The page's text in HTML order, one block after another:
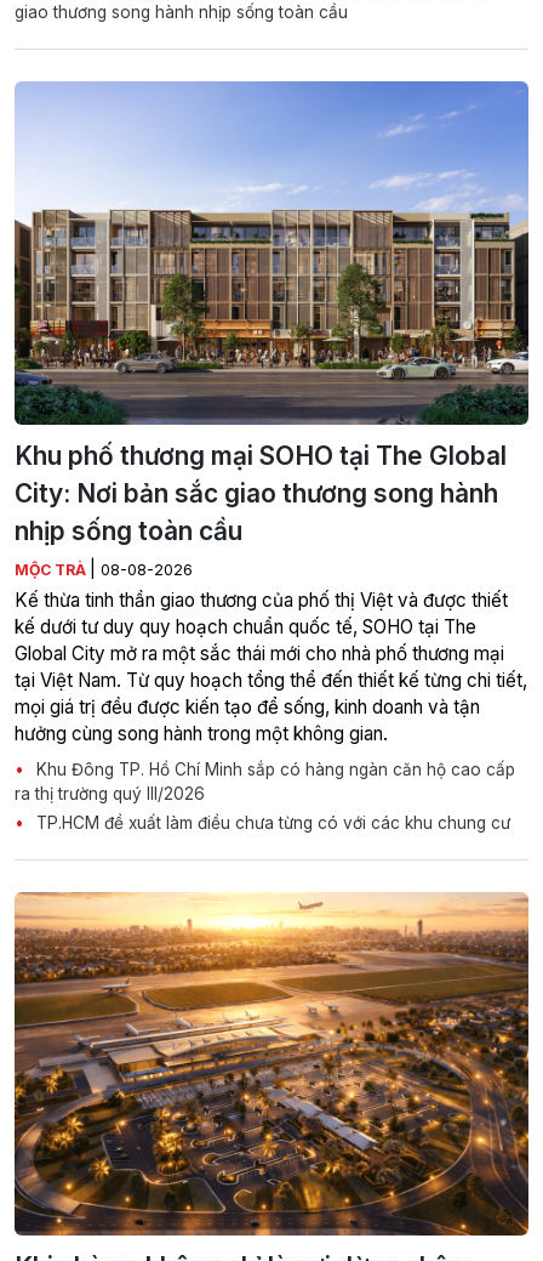
giao thương song hành nhịp sống toàn cầu
Khu phố thương mại SOHO tại The Global
City: Nơi bản sắc giao thương song hành
nhịp sống toàn cầu
MỘC TRÀ 08-08-2026
Kế thừa tinh thần giao thương của phố thị Việt và được thiết
kế dưới tư duy quy hoạch chuẩn quốc tế, SOHO tại The
Global City mở ra một sắc thái mới cho nhà phố thương mại
tại Việt Nam. Từ quy hoạch tổng thể đến thiết kế từng chi tiết,
mọi giá trị đều được kiến tạo để sống, kinh doanh và tận
hưởng cùng song hành trong một không gian.
Khu Đông TP. Hồ Chí Minh sắp có hàng ngàn căn hộ cao cấp
ra thị trường quý III/2026
TP.HCM đề xuất làm điều chưa từng có với các khu chung cư